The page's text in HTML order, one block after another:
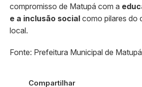
compromisso de Matupá com a
e a inclusão social como pilares do
local.
Fonte: Prefeitura Municipal de Matupá
Compartilhar